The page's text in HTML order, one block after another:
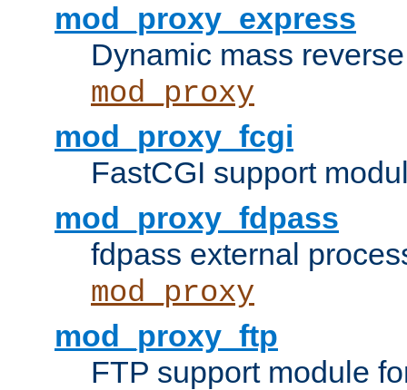
mod_proxy_express
Dynamic mass
mod_proxy
mod_proxy_fcgi
FastCGI support
mod_proxy_fdpass
fdpass external
mod_proxy
mod_proxy_ftp
FTP support module